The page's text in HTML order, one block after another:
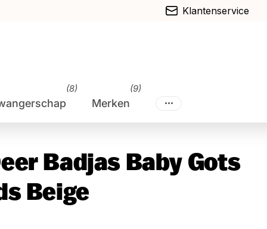
Klantenservice
(8)
Merken
(9)
Badjas Baby Gots
Beige